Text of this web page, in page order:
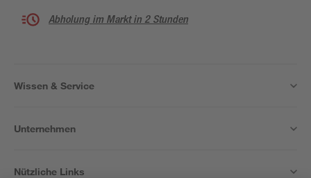
Abholung im Markt in 2 Stunden
Wissen & Service
Unternehmen
Nützliche Links